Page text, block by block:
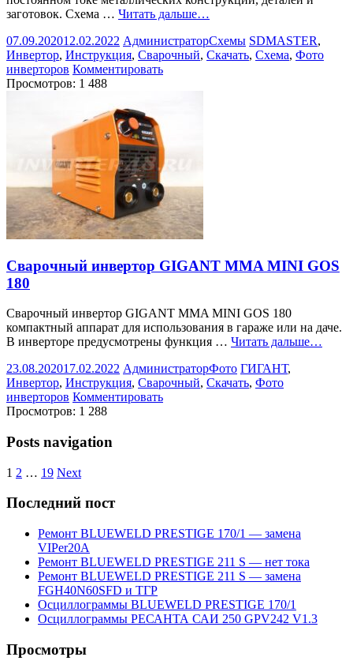
заготовок. Схема … Читать дальше…
07.09.202012.02.2022 АдминистраторСхемы SDMASTER,
Инвертор, Инструкция, Сварочный, Скачать, Схема, Фото
инверторов Комментировать
Просмотров: 1 488
Сварочный инвертор GIGANT MMA MINI GOS
180
Сварочный инвертор GIGANT MMA MINI GOS 180
компактный аппарат для использования в гараже или на даче.
В инверторе предусмотрены функция … Читать дальше…
23.08.202017.02.2022 АдминистраторФото ГИГАНТ,
Инвертор, Инструкция, Сварочный, Скачать, Фото
инверторов Комментировать
Просмотров: 1 288
Posts navigation
1 2 … 19 Next
Последний пост
Ремонт BLUEWELD PRESTIGE 170/1 — замена
VIPer20A
Ремонт BLUEWELD PRESTIGE 211 S — нет тока
Ремонт BLUEWELD PRESTIGE 211 S — замена
FGH40N60SFD и ТГР
Осциллограммы BLUEWELD PRESTIGE 170/1
Осциллограммы РЕСАНТА САИ 250 GPV242 V1.3
Просмотры